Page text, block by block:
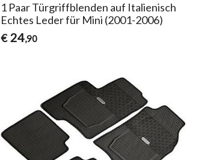
1 Paar Türgriffblenden auf Italienisch
Echtes Leder für Mini (2001-2006)
€ 24,90